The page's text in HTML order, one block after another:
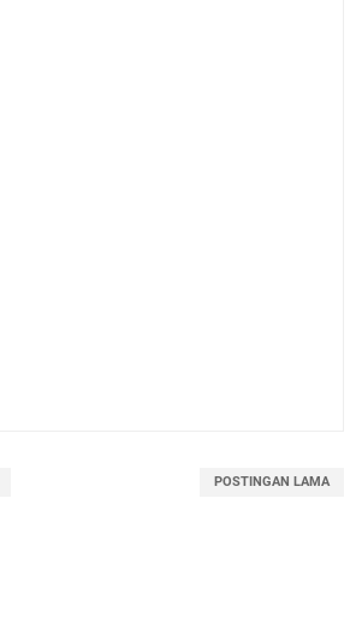
POSTINGAN LAMA